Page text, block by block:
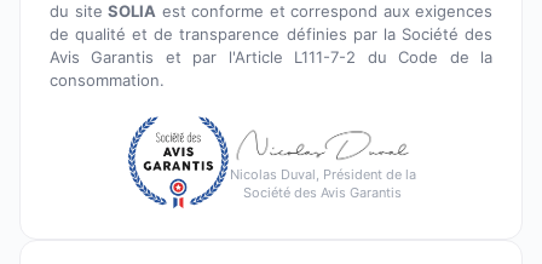
du site SOLIA est conforme et correspond aux exigences
de qualité et de transparence définies par la Société des
Avis Garantis et par l'Article L111-7-2 du Code de la
consommation.
Nicolas Duval, Président de la
Société des Avis Garantis